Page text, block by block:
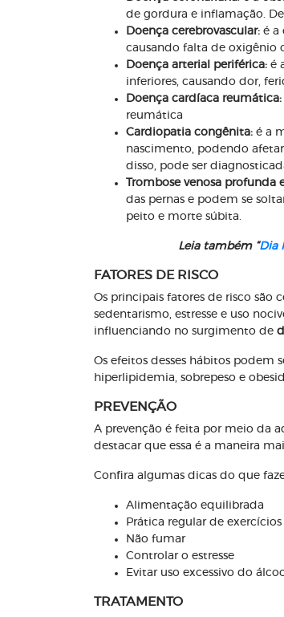
de gordura e inflamação.
Doença cerebrovascular: é a
causando falta de oxigênio
Doença arterial periférica: é
inferiores, causando dor,
Doença cardíaca reumática:
reumática
Cardiopatia congênita: é a
nascimento, podendo
disso, pode ser
Trombose venosa
das pernas e podem se
peito e morte súbita.
Leia também “Dia
FATORES DE RISCO
Os principais fatores de risco
sedentarismo, estresse e uso
influenciando no surgimento de
Os efeitos desses hábitos podem
hiperlipidemia, sobrepeso e
PREVENÇÃO
A prevenção é feita por meio da
destacar que essa é a maneira
Confira algumas dicas do que
Alimentação equilibrada
Prática regular de exercícios
Não fumar
Controlar o estresse
Evitar uso excessivo do
TRATAMENTO